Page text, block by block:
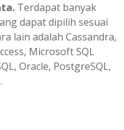
Terdapat banyak
dapat dipilih sesuai
lain adalah Cassandra,
Microsoft SQL
Oracle, PostgreSQL,